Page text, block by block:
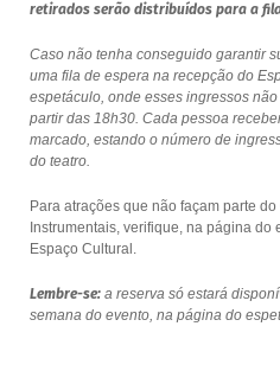
retirados serão distribuídos para a
Caso não tenha conseguido garantir
uma fila de espera na recepção do
espetáculo, onde esses ingressos
partir das 18h30. Cada pessoa
marcado, estando o número de
do teatro.
Para atrações que não façam parte
Instrumentais, verifique, na página do
Espaço Cultural.
Lembre-se:a reserva só estará
semana do evento, na página do